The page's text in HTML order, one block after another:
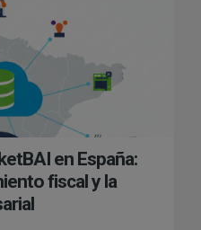
en España:
fiscal y la